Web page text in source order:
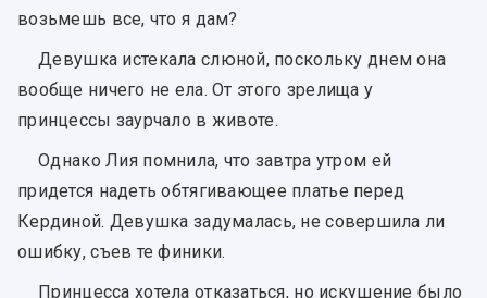
возьмешь все, что я дам?
Девушка истекала слюной, поскольку днем она
вообще ничего не ела. От этого зрелища у
принцессы заурчало в животе.
Однако Лия помнила, что завтра утром ей
придется надеть обтягивающее платье перед
Кердиной. Девушка задумалась, не совершила ли
ошибку, съев те финики.
Принцесса хотела отказаться, но искушение было